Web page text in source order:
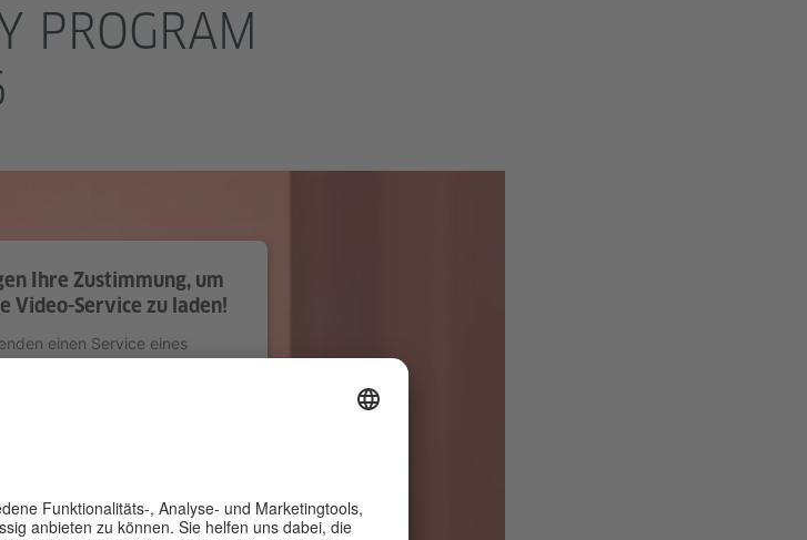
PROGRAM
Ihre Zustimmung, um
Video-Service zu laden!
einen Service eines
Informationen